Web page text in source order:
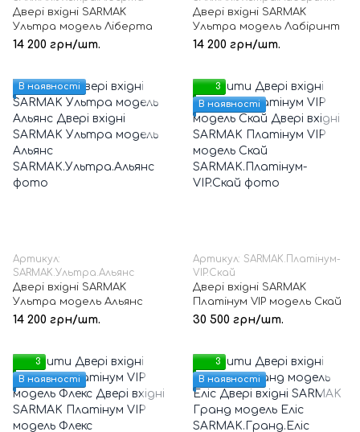
Двері вхідні SARMAK
Ультра модель Ліберта
14 200 грн/шт.
Двері вхідні SARMAK
Ультра модель Лабіринт
14 200 грн/шт.
В наявності
Артикул:
SARMAK.Ультра.Альянс
Двері вхідні SARMAK
Ультра модель Альянс
14 200 грн/шт.
3
В наявності
Артикул: SARMAK.Платінум-
VIP.Скай
Двері вхідні SARMAK
Платінум VIP модель Скай
30 500 грн/шт.
3
В наявності
3
В наявності